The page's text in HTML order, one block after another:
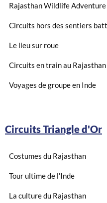
Rajasthan Wildlife Adventure
Circuits hors des sentiers
Le lieu sur roue
Circuits en train au Rajasthan
Voyages de groupe en Inde
Circuits Triangle d'Or
Costumes du Rajasthan
Tour ultime de l'Inde
La culture du Rajasthan